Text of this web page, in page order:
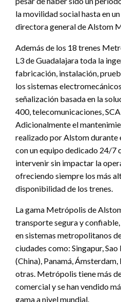
la movilidad social hasta en
directora general de Alstom
Además de los 18 trenes
L3 de Guadalajara toda la
fabricación, instalación,
los sistemas
señalización basada en la
400, telecomunicaciones,
Adicionalmente el
realizado por Alstom durante
con un equipo dedicado 24/7
intervenir sin impactar la
ofreciendo siempre los más
disponibilidad de los trenes.
La gama Metrópolis de
transporte segura y
en sistemas metropolitanos
ciudades como: Singapur,
(China), Panamá,
otras. Metrópolis tiene más
comercial y se han vendido
gama a nivel mundial.